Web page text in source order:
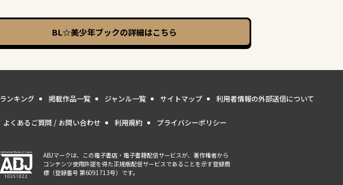
BL☆美少年ブックの詳細はこちら
ランキング 掲載作品一覧 ジャンル一覧 サイトマップ 利用者情報の外部送信について
よくあるご質問 / お問い合わせ 利用規約 プライバシーポリシー
ABJマークは、この電子書店・電子書籍配信サービスが、著作権者から
コンテンツ使用許諾を得た正規版配信サービスであることを示す登録商
標（登録番号 第6091713号）です。